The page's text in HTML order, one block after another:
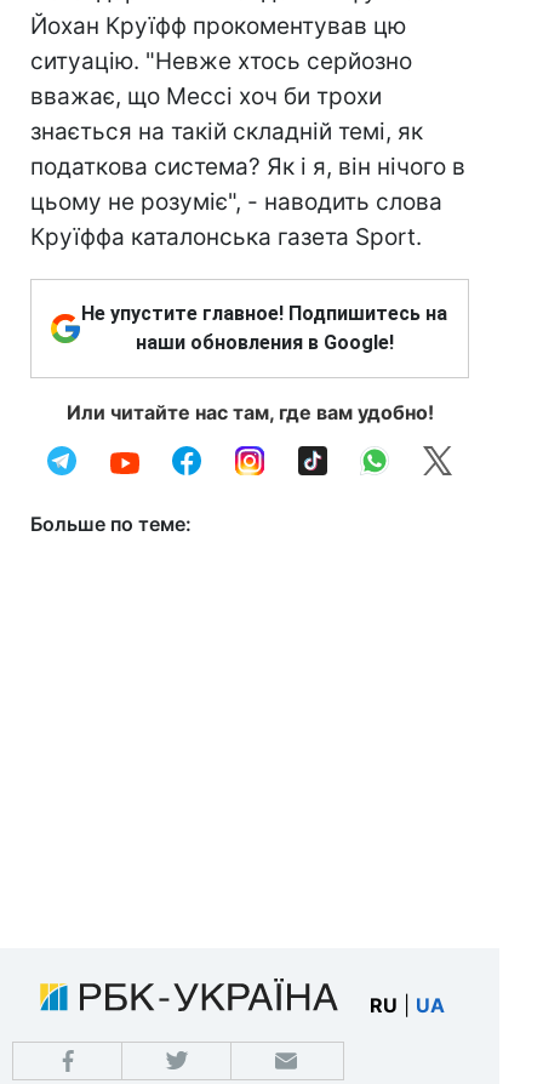
Йохан Круїфф прокоментував цю
ситуацію. "Невже хтось серйозно
вважає, що Мессі хоч би трохи
знається на такій складній темі, як
податкова система? Як і я, він нічого в
цьому не розуміє", - наводить слова
Круїффа каталонська газета Sport.
Не упустите главное! Подпишитесь на
наши обновления в Google!
Или читайте нас там, где вам удобно!
Больше по теме:
RU UA